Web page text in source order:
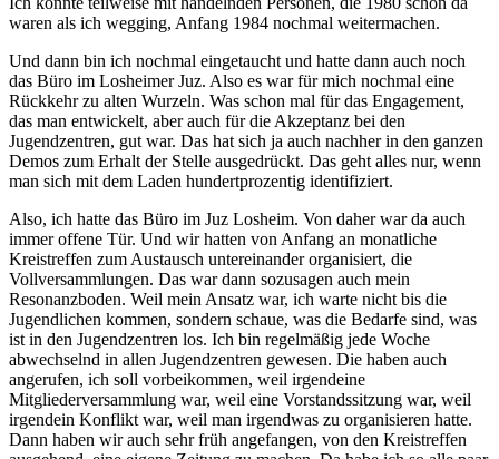
waren als ich wegging, Anfang 1984 nochmal weitermachen.
Und dann bin ich nochmal eingetaucht und hatte dann auch noch
das Büro im Losheimer Juz. Also es war für mich nochmal eine
Rückkehr zu alten Wurzeln. Was schon mal für das Engagement,
das man entwickelt, aber auch für die Akzeptanz bei den
Jugendzentren, gut war. Das hat sich ja auch nachher in den ganzen
Demos zum Erhalt der Stelle ausgedrückt. Das geht alles nur, wenn
man sich mit dem Laden hundertprozentig identifiziert.
Also, ich hatte das Büro im Juz Losheim. Von daher war da auch
immer offene Tür. Und wir hatten von Anfang an monatliche
Kreistreffen zum Austausch untereinander organisiert, die
Vollversammlungen. Das war dann sozusagen auch mein
Resonanzboden. Weil mein Ansatz war, ich warte nicht bis die
Jugendlichen kommen, sondern schaue, was die Bedarfe sind, was
ist in den Jugendzentren los. Ich bin regelmäßig jede Woche
abwechselnd in allen Jugendzentren gewesen. Die haben auch
angerufen, ich soll vorbeikommen, weil irgendeine
Mitgliederversammlung war, weil eine Vorstandssitzung war, weil
irgendein Konflikt war, weil man irgendwas zu organisieren hatte.
Dann haben wir auch sehr früh angefangen, von den Kreistreffen